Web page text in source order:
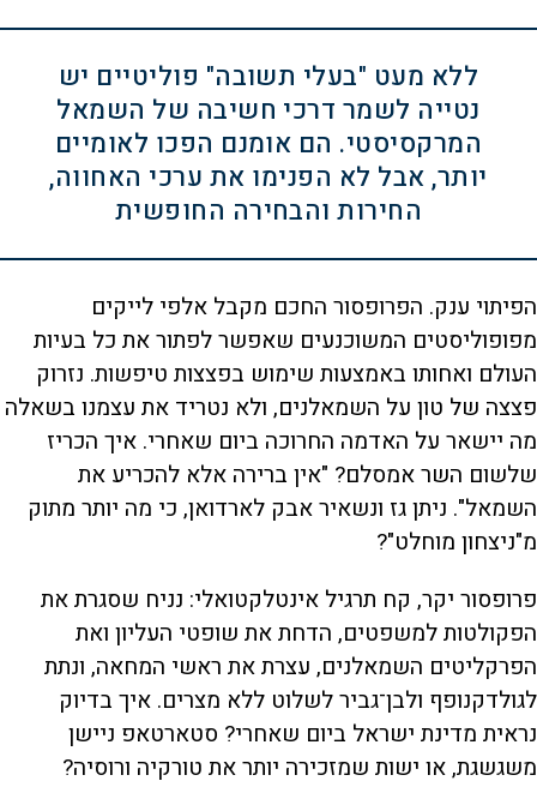
ללא מעט "בעלי תשובה" פוליטיים יש
נטייה לשמר דרכי חשיבה של השמאל
המרקסיסטי. הם אומנם הפכו לאומיים
יותר, אבל לא הפנימו את ערכי האחווה,
החירות והבחירה החופשית
הפיתוי ענק. הפרופסור החכם מקבל אלפי לייקים
מפופוליסטים המשוכנעים שאפשר לפתור את כל בעיות
העולם ואחותו באמצעות שימוש בפצצות טיפשות. נזרוק
פצצה של טון על השמאלנים, ולא נטריד את עצמנו בשאלה
מה יישאר על האדמה החרוכה ביום שאחרי. איך הכריז
שלשום השר אמסלם? "אין ברירה אלא להכריע את
השמאל". ניתן גז ונשאיר אבק לארדואן, כי מה יותר מתוק
מ"ניצחון מוחלט"?
פרופסור יקר, קח תרגיל אינטלקטואלי: נניח שסגרת את
הפקולטות למשפטים, הדחת את שופטי העליון ואת
הפרקליטים השמאלנים, עצרת את ראשי המחאה, ונתת
לגולדקנופף ולבן־גביר לשלוט ללא מצרים. איך בדיוק
נראית מדינת ישראל ביום שאחרי? סטארטאפ ניישן
משגשגת, או ישות שמזכירה יותר את טורקיה ורוסיה?